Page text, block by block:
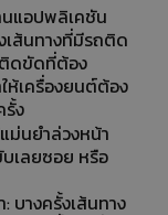
นแอปพลิเคชัน
เส้นทางที่มีรถติด
ติดขัดที่ต้อง
ห้เครื่องยนต์ต้อง
รั้ง
ม่นยำล่วงหน้า
บเลยซอย หรือ
บางครั้งเส้นทาง